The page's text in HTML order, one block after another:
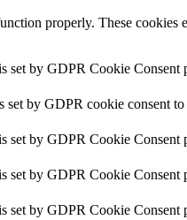
properly. These
set by GDPR Cookie Consent
set by GDPR cookie consent
set by GDPR Cookie Consent
set by GDPR Cookie Consent
set by GDPR Cookie Consent